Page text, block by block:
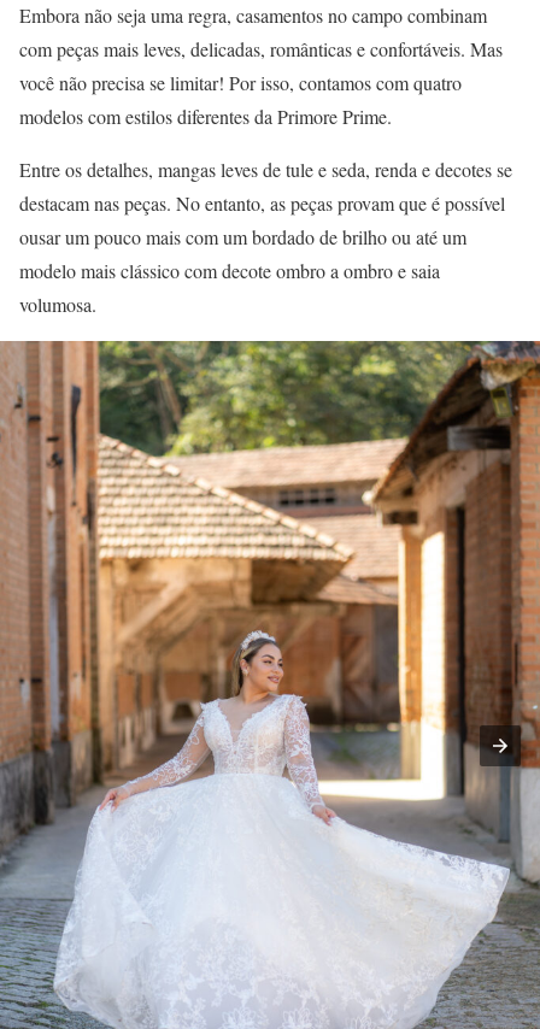
Embora não seja uma regra, casamentos no campo combinam
com peças mais leves, delicadas, românticas e confortáveis. Mas
você não precisa se limitar! Por isso, contamos com quatro
modelos com estilos diferentes da Primore Prime.
Entre os detalhes, mangas leves de tule e seda, renda e decotes se
destacam nas peças. No entanto, as peças provam que é possível
ousar um pouco mais com um bordado de brilho ou até um
modelo mais clássico com decote ombro a ombro e saia
volumosa.